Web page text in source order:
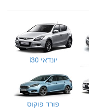
יונדאי i30
פורד פוקוס